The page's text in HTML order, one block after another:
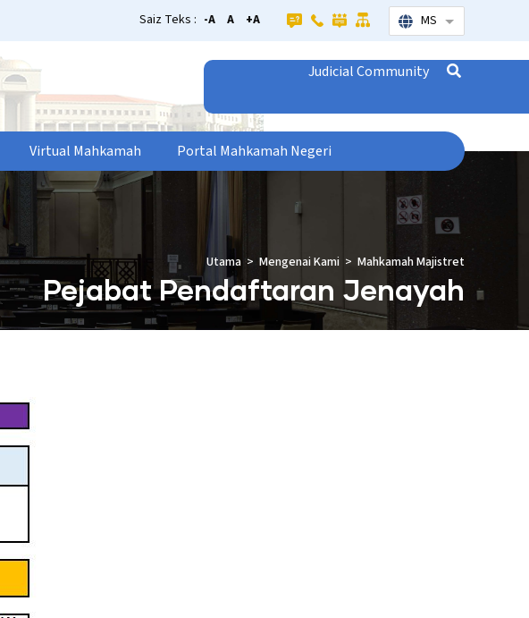
Saiz Teks : -A A +A MS Senarai
Judicial Community
Virtual Mahkamah Portal Mahkamah Negeri
Pejabat Pendaftaran Jenayah
Utama Mengenai Kami Mahkamah Majistret